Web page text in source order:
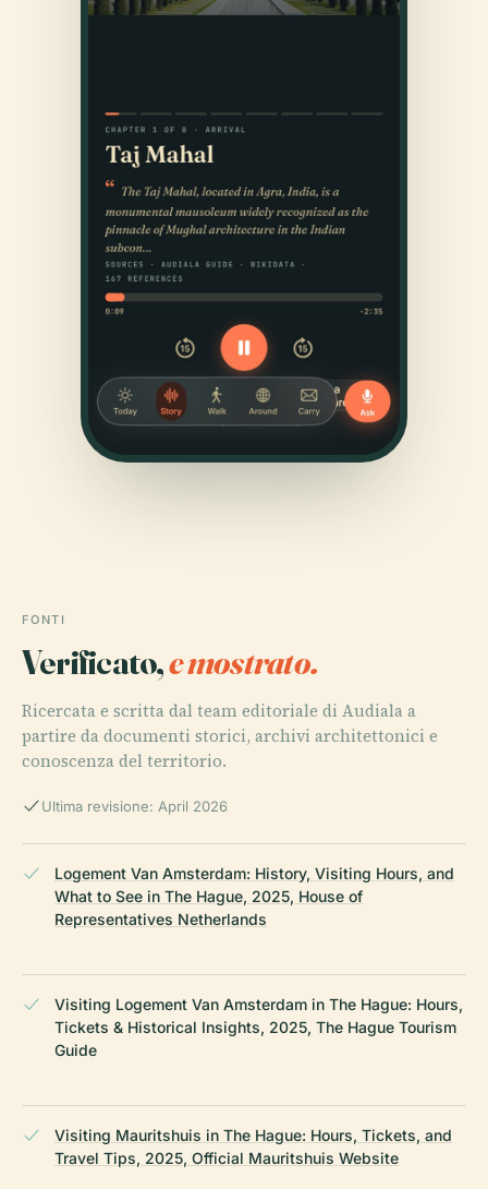
FONTI
Verificato,e mostrato.
Ricercata e scritta dal team editoriale di Audiala a
partire da documenti storici, archivi architettonici e
conoscenza del territorio.
Ultima revisione: April 2026
Logement Van Amsterdam: History, Visiting Hours, and
What to See in The Hague, 2025, House of
Representatives Netherlands
Visiting Logement Van Amsterdam in The Hague: Hours,
Tickets & Historical Insights, 2025, The Hague Tourism
Guide
Visiting Mauritshuis in The Hague: Hours, Tickets, and
Travel Tips, 2025, Official Mauritshuis Website